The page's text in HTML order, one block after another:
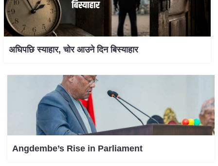
अघिपछि स्याहार, चोर आउने दिन बिस्याहार
Angdembe’s Rise in Parliament